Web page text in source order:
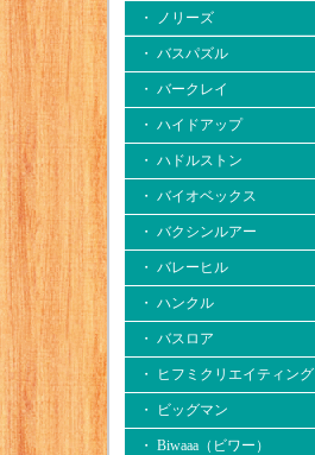
・ ノリーズ
・ バスパズル
・ バークレイ
・ ハイドアップ
・ ハドルストン
・ バイオベックス
・ バクシンルアー
・ バレーヒル
・ ハンクル
・ バスロア
・ ヒフミクリエイティング
・ ビッグマン
・ Biwaaa（ビワー）